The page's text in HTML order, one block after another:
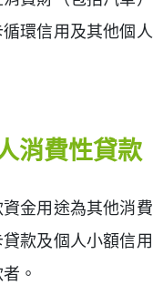
環信用及其他個
消費性貸款
金用途為其他消
款及個人小額信
。